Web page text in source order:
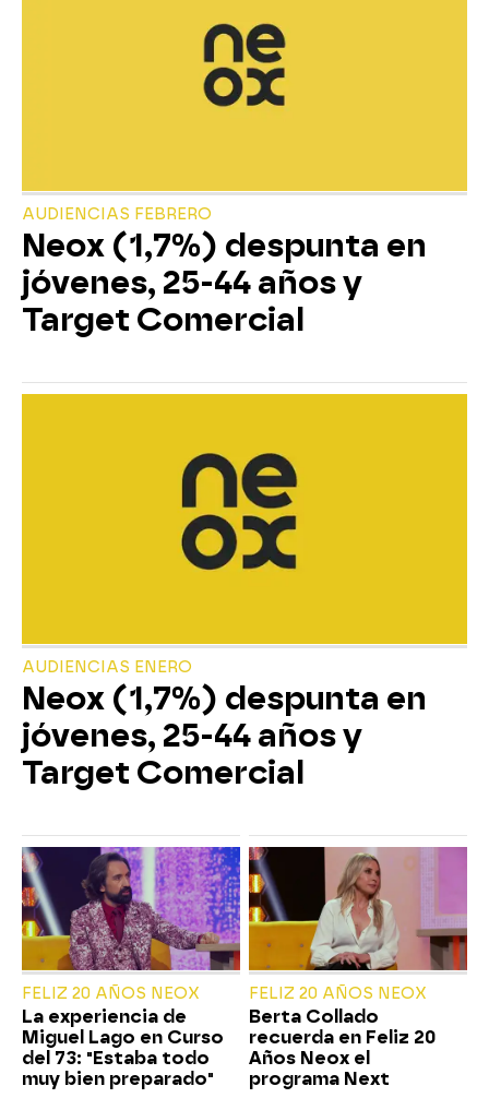
AUDIENCIAS FEBRERO
Neox (1,7%) despunta en
jóvenes, 25-44 años y
Target Comercial
AUDIENCIAS ENERO
Neox (1,7%) despunta en
jóvenes, 25-44 años y
Target Comercial
FELIZ 20 AÑOS NEOX
La experiencia de
Miguel Lago en Curso
del 73: "Estaba todo
muy bien preparado"
FELIZ 20 AÑOS NEOX
Berta Collado
recuerda en Feliz 20
Años Neox el
programa Next